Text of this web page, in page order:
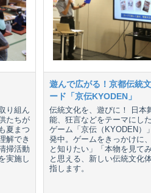
り組ん
たちが
夏まつ
解でき
掃活動
実施し
遊んで広がる！京都伝統
ード「京伝KYODEN」
伝統文化を、遊びに！ 日本
能、狂言などをテーマにし
ゲーム「京伝（KYODEN）
発中。ゲームをきっかけに
と知りたい」「本物を見て
と思える、新しい伝統文化
指します。